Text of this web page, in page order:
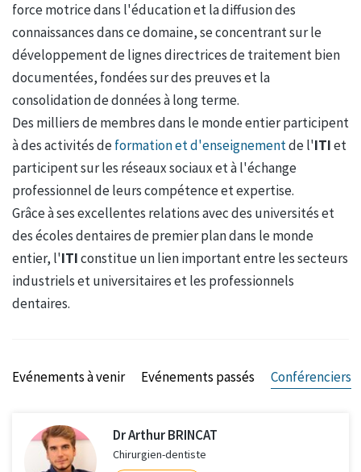
force motrice dans l'éducation et la diffusion des
connaissances dans ce domaine, se concentrant sur le
développement de lignes directrices de traitement bien
documentées, fondées sur des preuves et la
consolidation de données à long terme.
Des milliers de membres dans le monde entier participent
à des activités deformation et d'enseignementde l'ITIet
participent sur les réseaux sociaux et à l'échange
professionnel de leurs compétence et expertise.
Grâce à ses excellentes relations avec des universités et
des écoles dentaires de premier plan dans le monde
entier, l'ITIconstitue un lien important entre les secteurs
industriels et universitaires et les professionnels
dentaires.
Evénements à venir Evénements passés Conférenciers
Dr Arthur BRINCAT
Chirurgien-dentiste